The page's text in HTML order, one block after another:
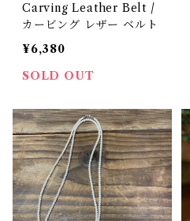
Carving Leather Belt /
カービング レザー ベルト
¥6,380
SOLD OUT